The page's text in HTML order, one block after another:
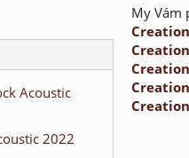
Acoustic
2022
My Vám